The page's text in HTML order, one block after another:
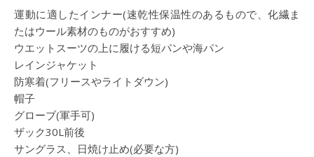
運動に適したインナー(速乾性保温性のあるもので、化繊ま
たはウール素材のものがおすすめ)
ウエットスーツの上に履ける短パンや海パン
レインジャケット
防寒着(フリースやライトダウン)
帽子
グローブ(軍手可)
ザック30L前後
サングラス、日焼け止め(必要な方)